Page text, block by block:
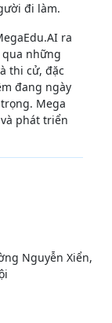
đi làm.
ra
những
thi cử, đặc
đang ngày
Mega
phát triển
Nguyễn Xiển,